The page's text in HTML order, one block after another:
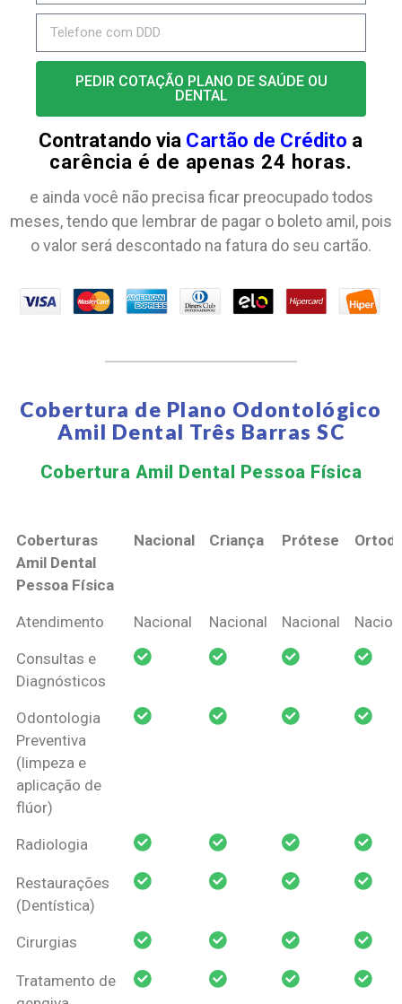
PEDIR COTAÇÃO PLANO DE SAÚDE OU
DENTAL
Contratando via Cartão de Crédito a
carência é de apenas 24 horas.
e ainda você não precisa ficar preocupado todos
meses, tendo que lembrar de pagar o boleto amil, pois
o valor será descontado na fatura do seu cartão.
Cobertura de Plano Odontológico
Amil Dental Três Barras SC
Cobertura Amil Dental Pessoa Física​
Coberturas
Amil Dental
Pessoa Física
Nacional Criança Prótese
Coberturas
Pessoa Física
Nacional Criança Prótese
Atendimento Nacional Nacional Nacional
Consultas e
Diagnósticos
Odontologia
Preventiva
(limpeza e
aplicação de
flúor)
Radiologia
Restaurações
(Dentística)
Cirurgias
Tratamento de